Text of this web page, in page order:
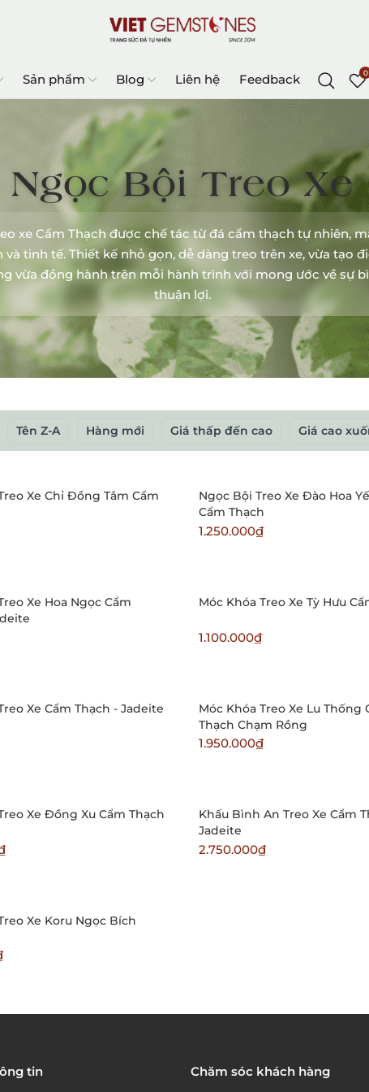
Sản phẩm Blog Liên hệ Feedback 0
Ngọc Bội Treo Xe
xe Cẩm Thạch được chế tác từ đá cẩm thạch tự nhiên,
và tinh tế. Thiết kế nhỏ gọn, dễ dàng treo trên xe, vừa tạo
vừa đồng hành trên mỗi hành trình với mong ước về sự
thuận lợi.
Tên Z-A Hàng mới Giá thấp đến cao Giá cao
Xe Chỉ Đồng Tâm Cẩm
Ngọc Bội Treo Xe Đào Hoa
Cẩm Thạch
1.250.000₫
Xe Hoa Ngọc Cẩm
Móc Khóa Treo Xe Tỳ Hưu
1.100.000₫
Xe Cẩm Thạch - Jadeite
Móc Khóa Treo Xe Lu Thống
Thạch Chạm Rồng
1.950.000₫
Xe Đồng Xu Cẩm Thạch
Khấu Bình An Treo Xe Cẩm
Jadeite
2.750.000₫
Xe Koru Ngọc Bích
tin Chăm sóc khách hàng